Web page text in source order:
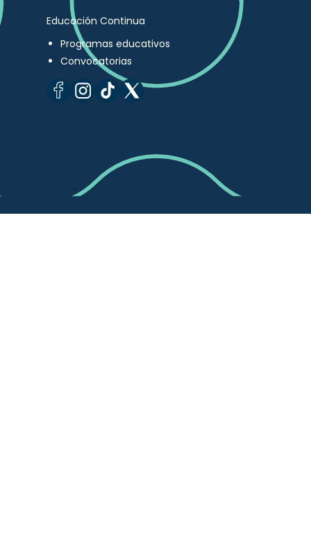
Educación Continua
Programas educativos
Convocatorias